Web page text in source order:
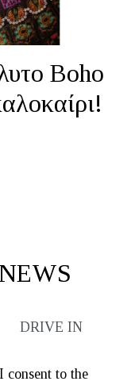
Boho
consent to the